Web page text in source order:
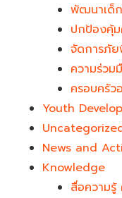
พัฒนาเด็ก
ปกป้องคุ้
จัดการภั
ความร่ว
ครอบครั
Youth
News and
Knowledge
สื่อความ